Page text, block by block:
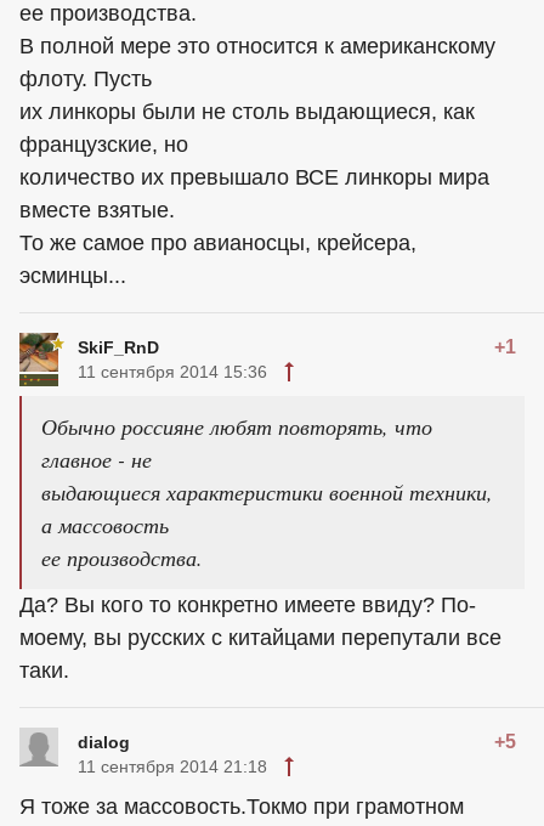
ее производства.
В полной мере это относится к американскому
флоту. Пусть
их линкоры были не столь выдающиеся, как
французские, но
количество их превышало ВСЕ линкоры мира
вместе взятые.
То же самое про авианосцы, крейсера,
эсминцы...
SkiF_RnD +1
11 сентября 2014 15:36
Обычно россияне любят повторять, что
главное - не
выдающиеся характеристики военной техники,
а массовость
ее производства.
Да? Вы кого то конкретно имеете ввиду? По-
моему, вы русских с китайцами перепутали все
таки.
dialog +5
11 сентября 2014 21:18
Я тоже за массовость.Токмо при грамотном